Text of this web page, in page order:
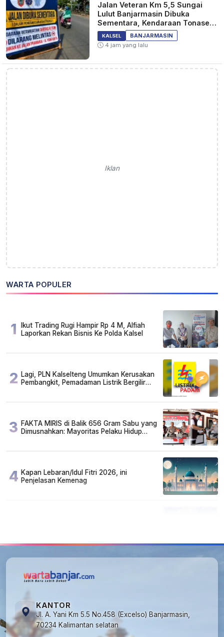
Jalan Veteran Km 5,5 Sungai
Lulut Banjarmasin Dibuka
Sementara, Kendaraan Tonase
Besar Dilarang
KALSEL
BANJARMASIN
4 jam yang lalu
Iklan
WARTA POPULER
1
Ikut Trading Rugi Hampir Rp 4 M, Alfiah
Laporkan Rekan Bisnis Ke Polda Kalsel
2 Lagi, PLN Kalselteng Umumkan Kerusakan
Pembangkit, Pemadaman Listrik Bergilir
3 FAKTA MIRIS di Balik 656 Gram Sabu yang
Dimusnahkan: Mayoritas Pelaku Hidup
4 Kapan Lebaran/Idul Fitri 2026, ini
Penjelasan Kemenag
KANTOR
Jl. A. Yani Km 5.5 No.458 (Excelso) Banjarmasin,
70234 Kalimantan selatan